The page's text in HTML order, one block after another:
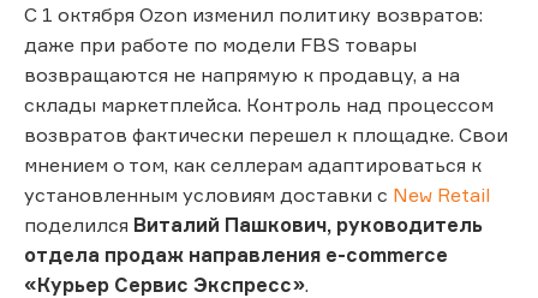
С 1 октября Ozon изменил политику возвратов:
даже при работе по модели FBS товары
возвращаются не напрямую к продавцу, а на
склады маркетплейса. Контроль над процессом
возвратов фактически перешел к площадке. Свои
мнением о том, как селлерам адаптироваться к
установленным условиям доставки с New Retail
поделился Виталий Пашкович, руководитель
отдела продаж направления e-commerce
«Курьер Сервис Экспресс».